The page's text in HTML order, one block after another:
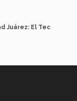
Juárez: El Tec